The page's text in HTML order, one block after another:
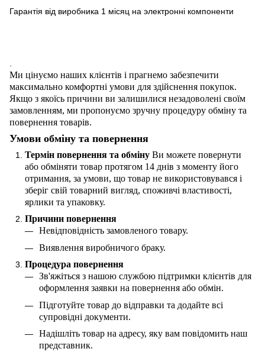
Гарантія від виробника 1 місяц на электроннi компоненти
Ми цінуємо наших клієнтів і прагнемо забезпечити
максимально комфортні умови для здійснення покупок.
Якщо з якоїсь причини ви залишилися незадоволені своїм
замовленням, ми пропонуємо зручну процедуру обміну та
повернення товарів.
Умови обміну та повернення
Термін повернення та обміну Ви можете повернути
або обміняти товар протягом 14 днів з моменту його
отримання, за умови, що товар не використовувався і
зберіг свій товарний вигляд, споживчі властивості,
ярлики та упаковку.
Причини повернення
Невідповідність замовленого товару.
Виявлення виробничого браку.
Процедура повернення
Зв'яжіться з нашою службою підтримки клієнтів для
оформлення заявки на повернення або обмін.
Підготуйте товар до відправки та додайте всі
супровідні документи.
Надішліть товар на адресу, яку вам повідомить наш
представник.